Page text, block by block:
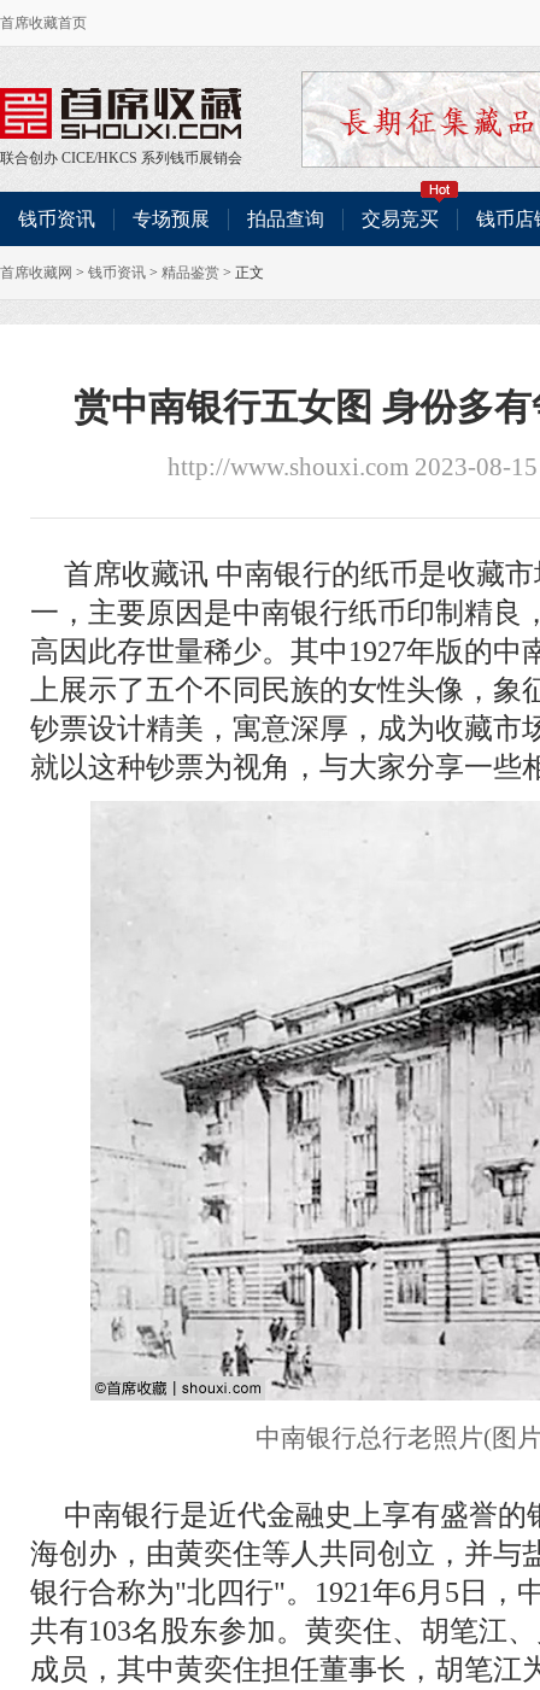
首席收藏首页
联合创办 CICE/HKCS 系列钱币展销会
钱币资讯 专场预展 拍品查询 交易竞买 钱币店
首席收藏网 > 钱币资讯 > 精品鉴赏 > 正文
赏中南银行五女图 身份多
http://www.shouxi.com 2023-08-
首席收藏讯 中南银行的纸币是收藏
一，主要原因是中南银行纸币印制精良
高因此存世量稀少。其中1927年版的中
上展示了五个不同民族的女性头像，
钞票设计精美，寓意深厚，成为收藏市
就以这种钞票为视角，与大家分享一些
中南银行总行老照片(图
中南银行是近代金融史上享有盛誉的
海创办，由黄奕住等人共同创立，并与
银行合称为"北四行"。1921年6月5日，
共有103名股东参加。黄奕住、胡笔江
成员，其中黄奕住担任董事长，胡笔江